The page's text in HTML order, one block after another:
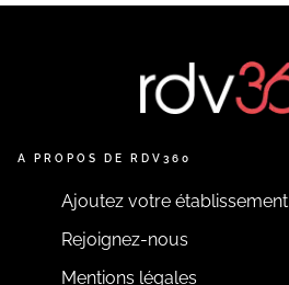
A PROPOS DE RDV360
Ajoutez votre établissement
Rejoignez-nous
Mentions légales